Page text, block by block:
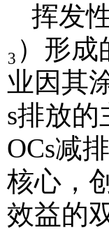
挥发
₃）形
业因其
s排放
OCs减
核心，
效益的